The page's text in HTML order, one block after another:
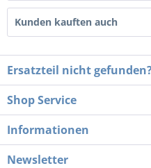
Kunden kauften auch
Ersatzteil nicht
Shop Service
Informationen
Newsletter